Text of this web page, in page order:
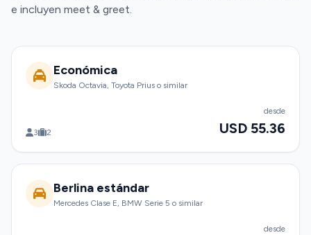
e incluyen meet & greet.
Económica
Skoda Octavia, Toyota Prius o similar
3 2
desde
USD 55.36
Berlina estándar
Mercedes Clase E, BMW Serie 5 o similar
desde